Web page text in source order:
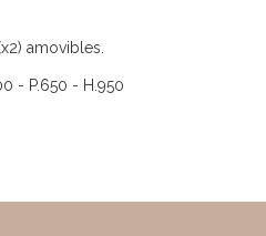
amovibles.
- P.650 - H.950